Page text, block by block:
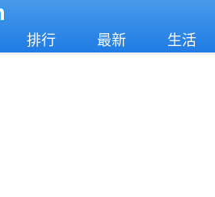
排行 最新 生活